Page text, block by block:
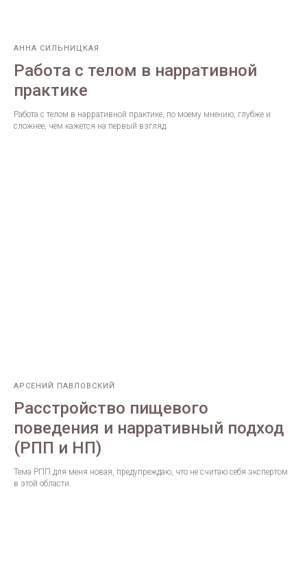
АННА СИЛЬНИЦКАЯ
Работа с телом в нарративной
практике
Работа с телом в нарративной практике, по моему мнению, глубже и
сложнее, чем кажется на первый взгляд.
АРСЕНИЙ ПАВЛОВСКИЙ
Расстройство пищевого
поведения и нарративный подход
(РПП и НП)
Тема РПП для меня новая, предупреждаю, что не считаю себя экспертом
в этой области.